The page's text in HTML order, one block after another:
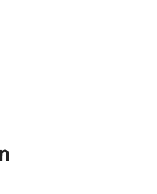
van 4,75 op 5, 4 recensies